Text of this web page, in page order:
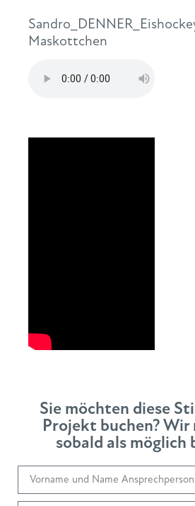
Maskottchen
Sie möchten diese
Projekt buchen? Wir
sobald als möglich